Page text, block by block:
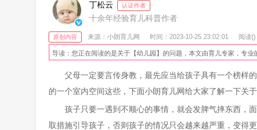
丁松云 认证作者
十余年经验育儿科普作者
原创内容 来源：小朗育儿网 时间：2023-10-25 23:02:01 阅读()
导读：您正在阅读的是关于【幼儿园】的问题，本文由育儿专家，专业
父母一定要言传身教，最先应当给孩子具有一个榜样
的一个室内空间这些，下面小朗育儿网给大家了解一下关于
孩子只要一遇到不顺心的事情，就会发脾气摔东西，
取措施引导孩子，否则孩子的情况只会越来越严重，变得更